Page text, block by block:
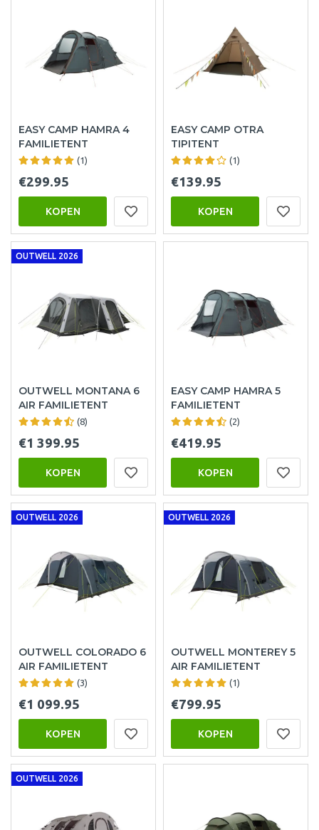
EASY CAMP HAMRA 4
FAMILIETENT
(1)
€299.95
KOPEN
EASY CAMP OTRA
TIPITENT
(1)
€139.95
KOPEN
OUTWELL 2026
OUTWELL MONTANA 6
AIR FAMILIETENT
(8)
€1 399.95
KOPEN
EASY CAMP HAMRA 5
FAMILIETENT
(2)
€419.95
KOPEN
OUTWELL 2026
OUTWELL COLORADO 6
AIR FAMILIETENT
(3)
€1 099.95
KOPEN
OUTWELL 2026
OUTWELL MONTEREY 5
AIR FAMILIETENT
(1)
€799.95
KOPEN
OUTWELL 2026